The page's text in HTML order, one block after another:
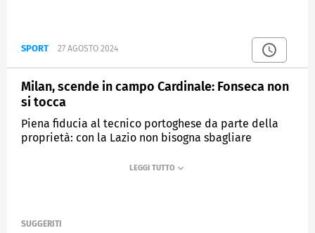
SPORT 27 AGOSTO 2024
Milan, scende in campo Cardinale: Fonseca non
si tocca
Piena fiducia al tecnico portoghese da parte della
proprietà: con la Lazio non bisogna sbagliare
SUGGERITI